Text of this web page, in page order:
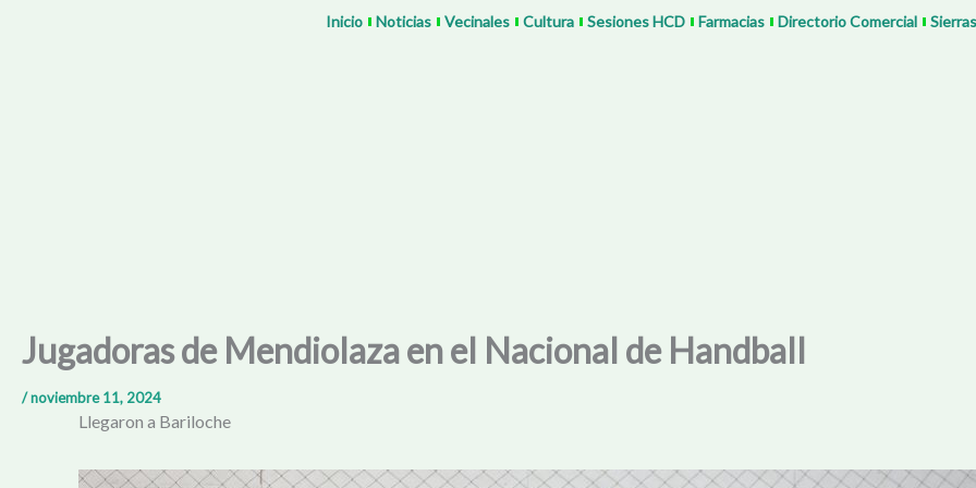
Inicio Noticias Vecinales Cultura Sesiones HCD Farmacias Directorio Comercial
Jugadoras de Mendiolaza en el Nacional de Handball
/noviembre 11, 2024
Llegaron a Bariloche